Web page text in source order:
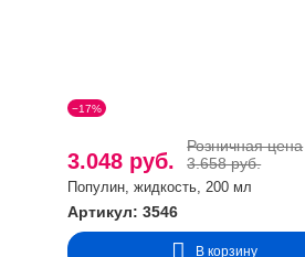
−17%
3.048 руб.
Розничная цена
3.658 руб.
Популин, жидкость, 200 мл
Артикул: 3546
В корзину